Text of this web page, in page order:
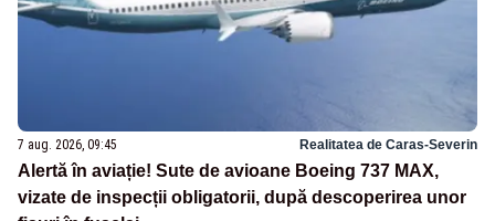
7 aug. 2026, 09:45 Realitatea de Caras-Severin
Alertă în aviație! Sute de avioane Boeing 737 MAX,
vizate de inspecții obligatorii, după descoperirea unor